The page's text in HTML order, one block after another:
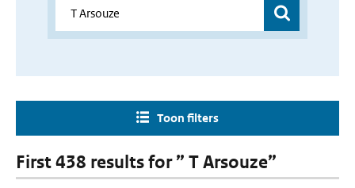
Toon filters
First 438 results for ” T Arsouze”